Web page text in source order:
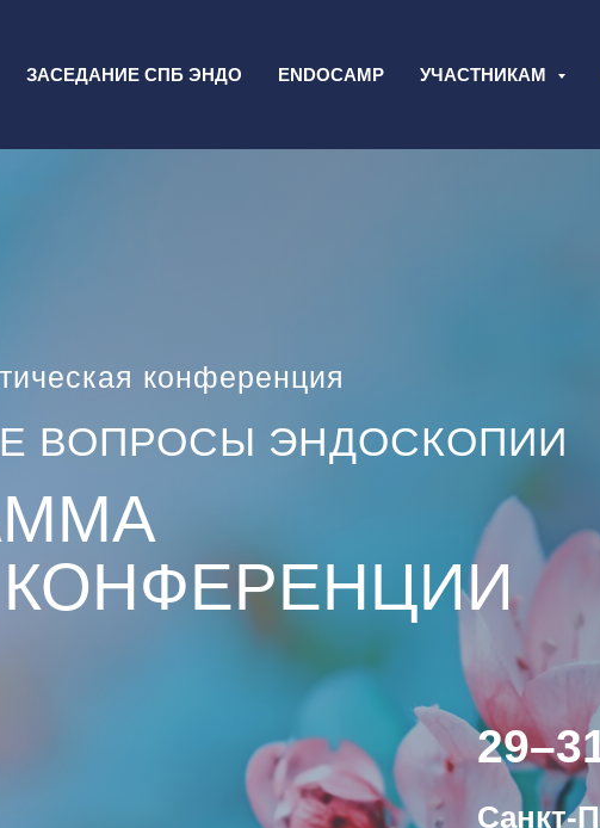
ЗАСЕДАНИЕ СПБ ЭНДО ENDOCAMP УЧАСТНИКАМ
КОНФЕРЕНЦИИ
ВОПРОСЫ ЭНДОСКОПИИ
Санкт-
конференция